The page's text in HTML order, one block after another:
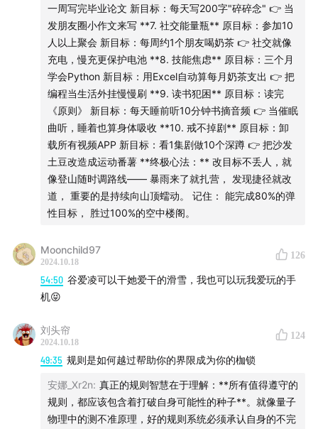
张春的“从负到0”心理学
“好状态”不该有标准答案，不要让“一起好状态”越
过帮助变成要求
现。欢迎收听「对话好状态」播客企划
，探讨如何诚实面
对自我，找回好状态。也欢迎关注 lululemon「对话好状
态」 官方播客
本期音乐
May Flowers by Roy Edwin Williams
So They Say by Vendla
一周写完毕业论文 新目标：每天写200字"碎碎念" 👉 当
发朋友圈小作文来写 **7. 社交能量瓶** 原目标：参加10
人以上聚会 新目标：每周约1个朋友喝奶茶 👉 社交就像
充电，慢充更保护电池 **8. 技能焦虑** 原目标：三个月
学会Python 新目标：用Excel自动算每月奶茶支出 👉 把
编程当生活外挂慢慢刷 **9. 读书犯困** 原目标：读完
《原则》 新目标：每天睡前听10分钟书摘音频 👉 当催眠
曲听，睡着也算身体吸收 **10. 戒不掉剧** 原目标：卸
载所有视频APP 新目标：看1集剧做10个深蹲 👉 把沙发
土豆改造成运动番薯 **终极心法：** 改目标不丢人，就
像登山随时调路线—— 暴雨来了就扎营， 发现捷径就改
道， 重要的是持续向山顶蠕动。 记住： 能完成80%的弹
性目标， 胜过100%的空中楼阁。
Moonchild97
2024.10.18
126
54:50 谷爱凌可以干她爱干的滑雪，我也可以玩我爱玩的手
机😝
刘头帘
2024.10.18
124
49:35 规则是如何越过帮助你的界限成为你的枷锁
安娜_Xr2n: 真正的规则智慧在于理解：**所有值得遵守的
规则，都应该包含着打破自身可能性的种子**。就像量子
物理中的测不准原理，好的规则系统必须承认自身的不完